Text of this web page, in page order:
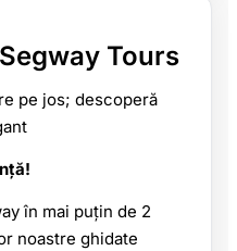
Tours
pe jos; descoperă
în mai puțin de 2
noastre ghidate